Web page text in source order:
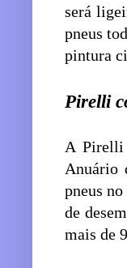
será
pneus
pintura
Pirelli
A Pirelli
Anuário
pneus
de
mais de